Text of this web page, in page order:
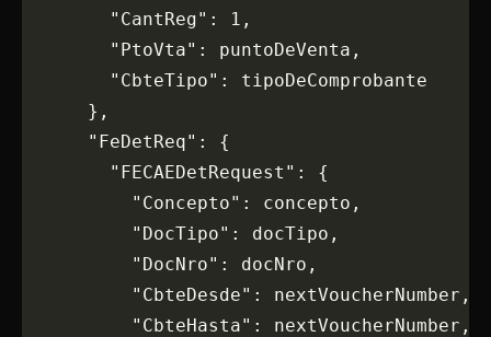
        "CantReg": 1,
        "PtoVta": puntoDeVenta,
        "CbteTipo": tipoDeComprobante
      },
      "FeDetReq": {
        "FECAEDetRequest": {
          "Concepto": concepto,
          "DocTipo": docTipo,
          "DocNro": docNro,
          "CbteDesde": nextVoucherNumber,
          "CbteHasta": nextVoucherNumber,